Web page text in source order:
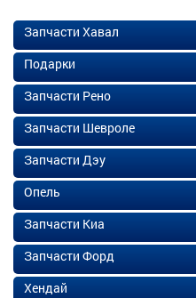
Запчасти Хавал
Подарки
Запчасти Рено
Запчасти Шевроле
Запчасти Дэу
Опель
Запчасти Киа
Запчасти Форд
Хендай